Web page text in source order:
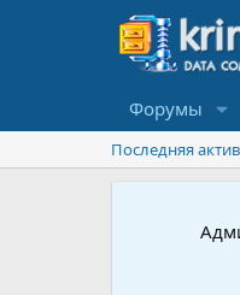
Форумы
Последняя